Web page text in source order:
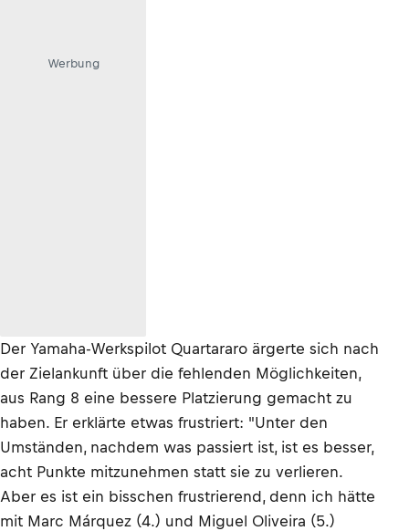
Werbung
Der Yamaha-Werkspilot Quartararo ärgerte sich nach
der Zielankunft über die fehlenden Möglichkeiten,
aus Rang 8 eine bessere Platzierung gemacht zu
haben. Er erklärte etwas frustriert: "Unter den
Umständen, nachdem was passiert ist, ist es besser,
acht Punkte mitzunehmen statt sie zu verlieren.
Aber es ist ein bisschen frustrierend, denn ich hätte
mit Marc Márquez (4.) und Miguel Oliveira (5.)